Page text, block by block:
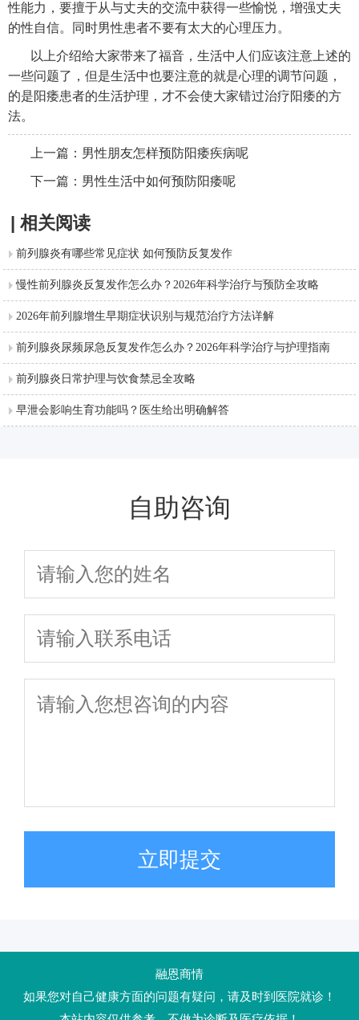
性能力，要擅于从与丈夫的交流中获得一些愉悦，增强丈夫
的性自信。同时男性患者不要有太大的心理压力。
以上介绍给大家带来了福音，生活中人们应该注意上述的
一些问题了，但是生活中也要注意的就是心理的调节问题，
的是阳痿患者的生活护理，才不会使大家错过治疗阳痿的方
法。
上一篇： 男性朋友怎样预防阳痿疾病呢
下一篇： 男性生活中如何预防阳痿呢
| 相关阅读
前列腺炎有哪些常见症状 如何预防反复发作
慢性前列腺炎反复发作怎么办？2026年科学治疗与预防全攻略
2026年前列腺增生早期症状识别与规范治疗方法详解
前列腺炎尿频尿急反复发作怎么办？2026年科学治疗与护理指南
前列腺炎日常护理与饮食禁忌全攻略
早泄会影响生育功能吗？医生给出明确解答
自助咨询
立即提交
融恩商情
如果您对自己健康方面的问题有疑问，请及时到医院就诊！